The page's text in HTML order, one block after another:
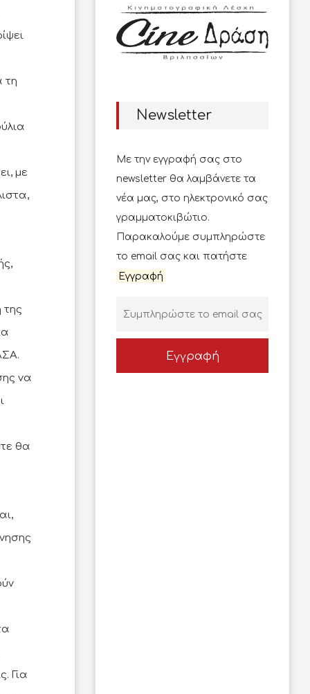
τη
με
να
θα
Για
Newsletter
Με την εγγραφή σας στο
newsletter θα λαμβάνετε τα
νέα μας, στο ηλεκτρονικό σας
γραμματοκιβώτιο.
Παρακαλούμε συμπληρώστε
το email σας και πατήστε
Εγγραφή
Εγγραφή